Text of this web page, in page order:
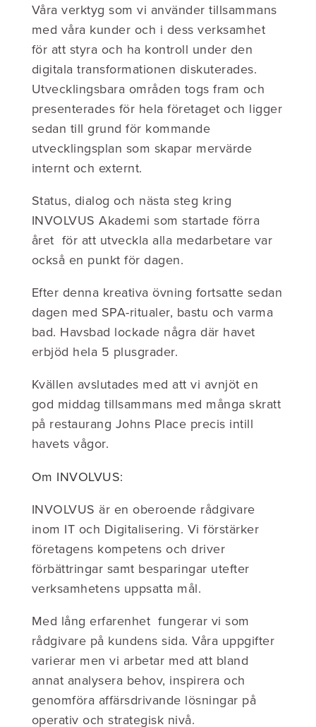
Våra verktyg som vi använder tillsammans
med våra kunder och i dess verksamhet
för att styra och ha kontroll under den
digitala transformationen diskuterades.
Utvecklingsbara områden togs fram och
presenterades för hela företaget och ligger
sedan till grund för kommande
utvecklingsplan som skapar mervärde
internt och externt.
Status, dialog och nästa steg kring
INVOLVUS Akademi som startade förra
året för att utveckla alla medarbetare var
också en punkt för dagen.
Efter denna kreativa övning fortsatte sedan
dagen med SPA-ritualer, bastu och varma
bad. Havsbad lockade några där havet
erbjöd hela 5 plusgrader.
Kvällen avslutades med att vi avnjöt en
god middag tillsammans med många skratt
på restaurang Johns Place precis intill
havets vågor.
Om INVOLVUS:
INVOLVUS är en oberoende rådgivare
inom IT och Digitalisering. Vi förstärker
företagens kompetens och driver
förbättringar samt besparingar utefter
verksamhetens uppsatta mål.
Med lång erfarenhet fungerar vi som
rådgivare på kundens sida. Våra uppgifter
varierar men vi arbetar med att bland
annat analysera behov, inspirera och
genomföra affärsdrivande lösningar på
operativ och strategisk nivå.